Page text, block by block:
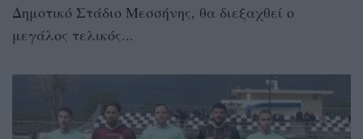
Δημοτικό Στάδιο Μεσσήνης, θα διεξαχθεί ο
μεγάλος τελικός...